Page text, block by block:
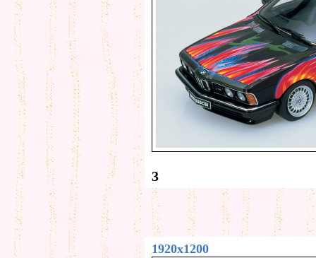
3
1920x1200